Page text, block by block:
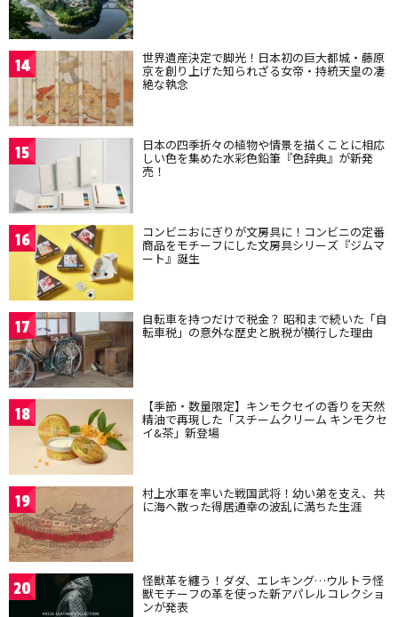
14 世界遺産決定で脚光！日本初の巨大都城・藤原
京を創り上げた知られざる女帝・持統天皇の凄
絶な執念
15 日本の四季折々の植物や情景を描くことに相応
しい色を集めた水彩色鉛筆『色辞典』が新発
売！
16 コンビニおにぎりが文房具に！コンビニの定番
商品をモチーフにした文房具シリーズ『ジムマ
ート』誕生
17 自転車を持つだけで税金？ 昭和まで続いた「自
転車税」の意外な歴史と脱税が横行した理由
18 【季節・数量限定】キンモクセイの香りを天然
精油で再現した「スチームクリーム キンモクセ
イ&茶」新登場
19 村上水軍を率いた戦国武将！幼い弟を支え、共
に海へ散った得居通幸の波乱に満ちた生涯
20 怪獣革を纏う！ダダ、エレキング…ウルトラ怪
獣モチーフの革を使った新アパレルコレクショ
ンが発表